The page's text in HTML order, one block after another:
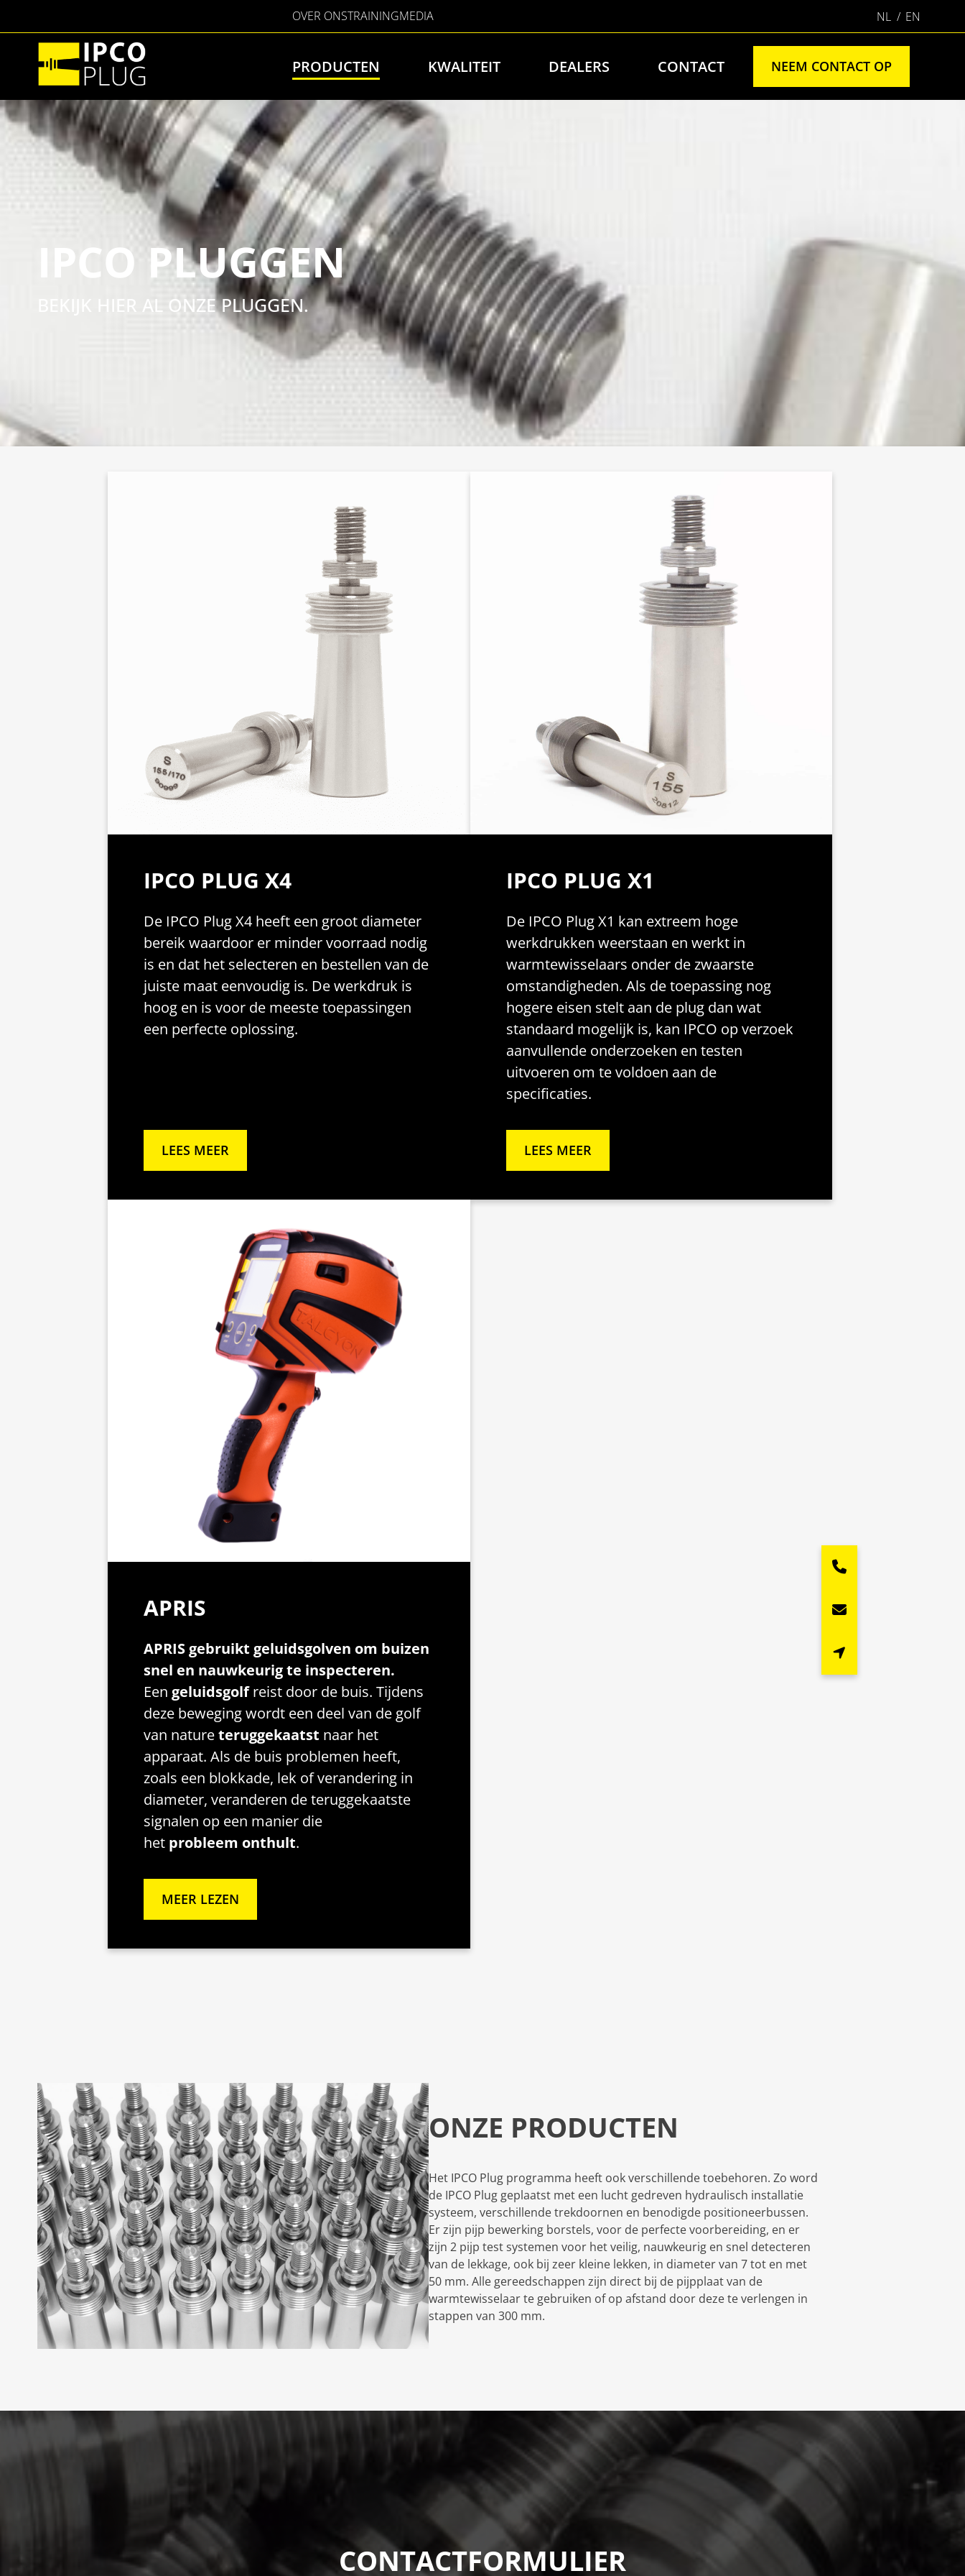
OVER ONSTRAININGMEDIA NL EN
PRODUCTEN KWALITEIT DEALERS CONTACT NEEM CONTACT OP
IPCO PLUGGEN
BEKIJK HIER AL ONZE PLUGGEN.
IPCO PLUG X4
De IPCO Plug X4 heeft een groot diameter
bereik waardoor er minder voorraad nodig
is en dat het selecteren en bestellen van de
juiste maat eenvoudig is. De werkdruk is
hoog en is voor de meeste toepassingen
een perfecte oplossing.
LEES MEER
IPCO PLUG X1
De IPCO Plug X1 kan extreem hoge
werkdrukken weerstaan en werkt in
warmtewisselaars onder de zwaarste
omstandigheden. Als de toepassing nog
hogere eisen stelt aan de plug dan wat
standaard mogelijk is, kan IPCO op verzoek
aanvullende onderzoeken en testen
uitvoeren om te voldoen aan de
specificaties.
LEES MEER
APRIS
APRIS gebruikt geluidsgolven om buizen
snel en nauwkeurig te inspecteren.
Een geluidsgolfreist door de buis. Tijdens
deze beweging wordt een deel van de golf
van natureteruggekaatst naar het
apparaat. Als de buis problemen heeft,
zoals een blokkade, lek of verandering in
diameter, veranderen de teruggekaatste
signalen op een manier die
het probleem onthult.
MEER LEZEN
ONZE PRODUCTEN
Het IPCO Plug programma heeft ook verschillende toebehoren. Zo word
de IPCO Plug geplaatst met een lucht gedreven hydraulisch installatie
systeem, verschillende trekdoornen en benodigde positioneerbussen.
Er zijn pijp bewerking borstels, voor de perfecte voorbereiding, en er
zijn 2 pijp test systemen voor het veilig, nauwkeurig en snel detecteren
van de lekkage, ook bij zeer kleine lekken, in diameter van 7 tot en met
50 mm. Alle gereedschappen zijn direct bij de pijpplaat van de
warmtewisselaar te gebruiken of op afstand door deze te verlengen in
stappen van 300 mm.
CONTACTFORMULIER